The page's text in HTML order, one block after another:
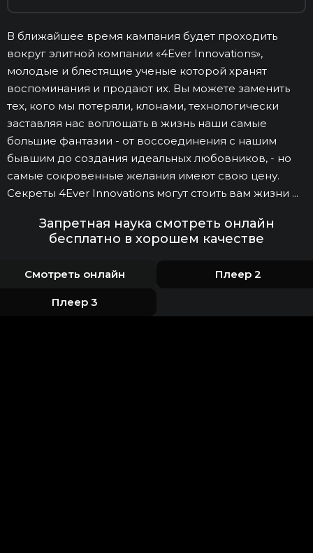
В ближайшее время кампания будет проходить
вокруг элитной компании «4Ever Innovations»,
молодые и блестящие ученые которой хранят
воспоминания и продают их. Вы можете заменить
тех, кого мы потеряли, клонами, технологически
заставляя нас воплощать в жизнь наши самые
большие фантазии - от воссоединения с нашим
бывшим до создания идеальных любовников, - но
самые сокровенные желания имеют свою цену.
Секреты 4Ever Innovations могут стоить вам жизни ...
Запретная наука смотреть онлайн
бесплатно в хорошем качестве
Смотреть онлайн Плеер 2
Плеер 3